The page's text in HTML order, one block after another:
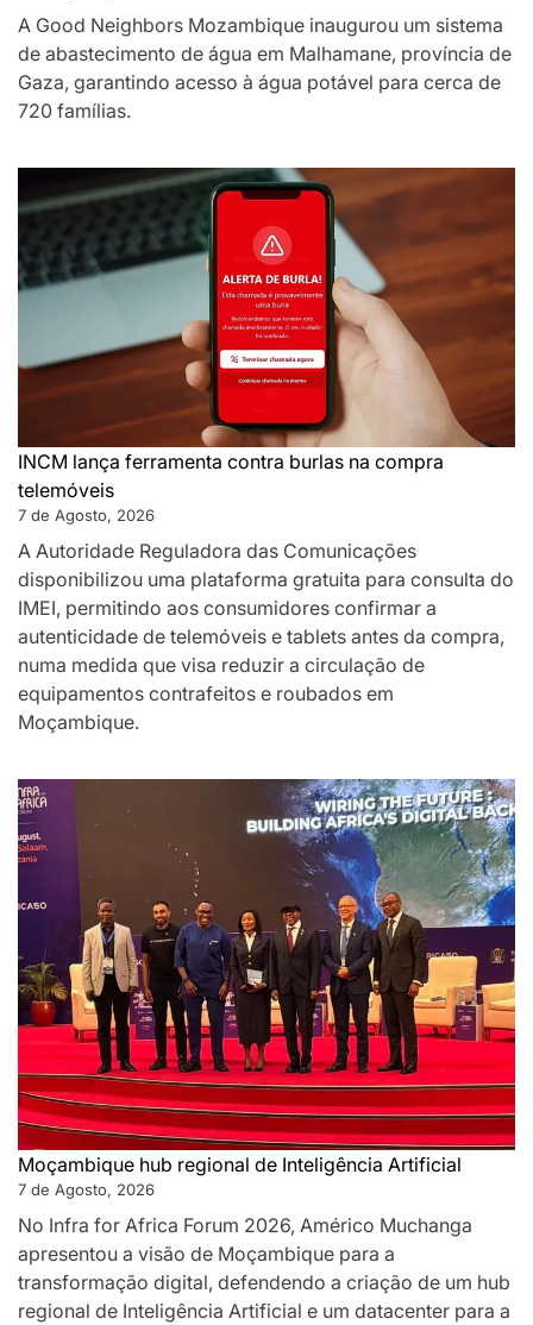
A Good Neighbors Mozambique inaugurou um sistema
de abastecimento de água em Malhamane, província de
Gaza, garantindo acesso à água potável para cerca de
720 famílias.
INCM lança ferramenta contra burlas na compra
telemóveis
7 de Agosto, 2026
A Autoridade Reguladora das Comunicações
disponibilizou uma plataforma gratuita para consulta do
IMEI, permitindo aos consumidores confirmar a
autenticidade de telemóveis e tablets antes da compra,
numa medida que visa reduzir a circulação de
equipamentos contrafeitos e roubados em
Moçambique.
Moçambique hub regional de Inteligência Artificial
7 de Agosto, 2026
No Infra for Africa Forum 2026, Américo Muchanga
apresentou a visão de Moçambique para a
transformação digital, defendendo a criação de um hub
regional de Inteligência Artificial e um datacenter para a